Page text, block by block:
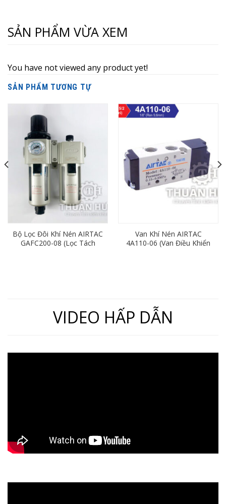
SẢN PHẨM VỪA XEM
You have not viewed any product yet!
SẢN PHẨM TƯƠNG TỰ
Bộ Lọc Đôi Khí Nén AIRTAC
GAFC200-08 (Lọc Tách
Van Khí Nén AIRTAC
4A110-06 (Van Điều Khiển
VIDEO HẤP DẪN